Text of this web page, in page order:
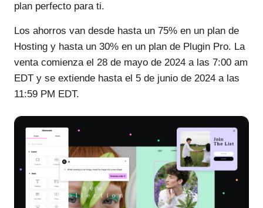
plan perfecto para ti.
Los ahorros van desde hasta un 75% en un plan de
Hosting y hasta un 30% en un plan de Plugin Pro. La
venta comienza el 28 de mayo de 2024 a las 7:00 am
EDT y se extiende hasta el 5 de junio de 2024 a las
11:59 PM EDT.